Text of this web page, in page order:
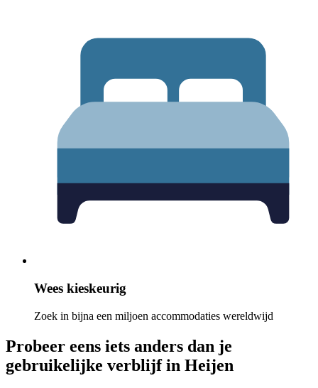
Wees kieskeurig
Zoek in bijna een miljoen accommodaties wereldwijd
Probeer eens iets anders dan je
gebruikelijke verblijf in Heijen